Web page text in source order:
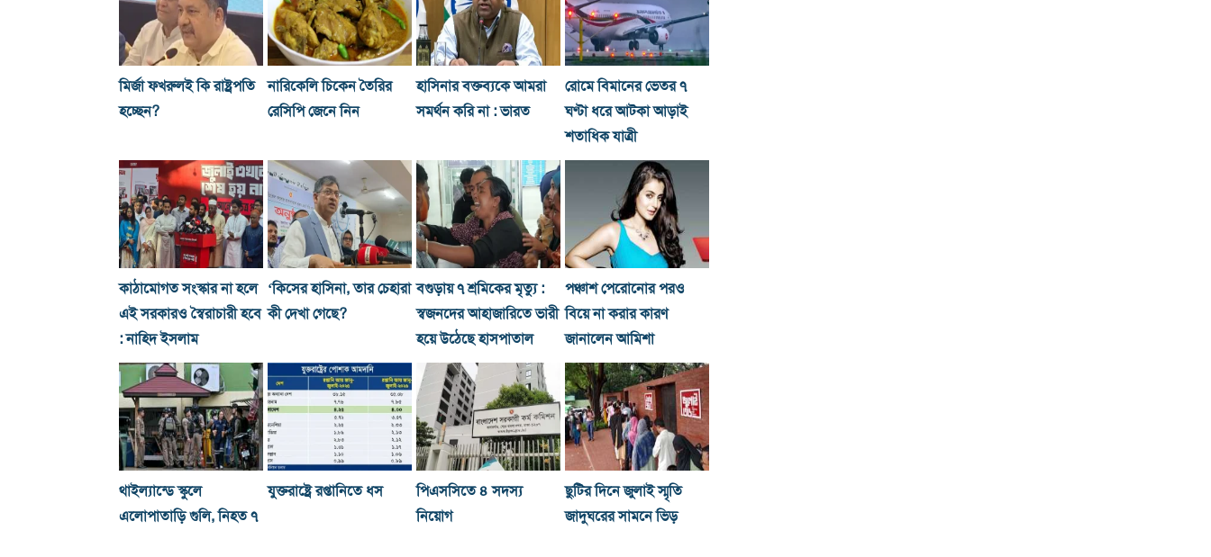
মির্জা ফখরুলই কি রাষ্ট্রপতি
হচ্ছেন?
নারিকেলি চিকেন তৈরির
রেসিপি জেনে নিন
হাসিনার বক্তব্যকে আমরা
সমর্থন করি না : ভারত
রোমে বিমানের ভেতর ৭
ঘণ্টা ধরে আটকা আড়াই
শতাধিক যাত্রী
কাঠামোগত সংস্কার না হলে
এই সরকারও স্বৈরাচারী হবে
: নাহিদ ইসলাম
‘কিসের হাসিনা, তার চেহারা
কী দেখা গেছে?
বগুড়ায় ৭ শ্রমিকের মৃত্যু :
স্বজনদের আহাজারিতে ভারী
হয়ে উঠেছে হাসপাতাল
পঞ্চাশ পেরোনোর পরও
বিয়ে না করার কারণ
জানালেন আমিশা
থাইল্যান্ডে স্কুলে
এলোপাতাড়ি গুলি, নিহত ৭
যুক্তরাষ্ট্রে রপ্তানিতে ধস
পিএসসিতে ৪ সদস্য
নিয়োগ
ছুটির দিনে জুলাই স্মৃতি
জাদুঘরের সামনে ভিড়